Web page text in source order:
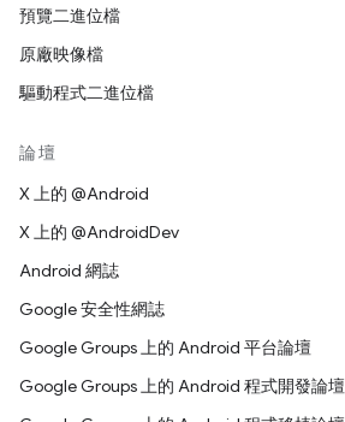
預覽二進位檔
原廠映像檔
驅動程式二進位檔
論壇
X 上的 @Android
X 上的 @AndroidDev
Android 網誌
Google 安全性網誌
Google Groups 上的 Android 平台論壇
Google Groups 上的 Android 程式開發論壇